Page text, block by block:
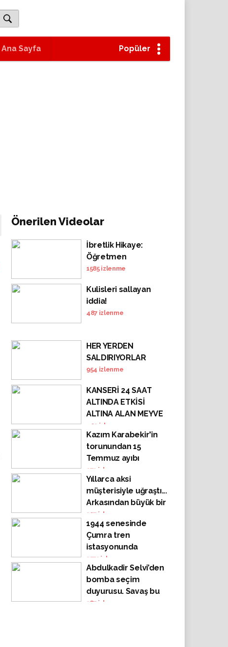
Ana Sayfa Popüler
Önerilen Videolar
İbretlik Hikaye:
Öğretmen
1585izlenme
Kulisleri sallayan
iddia!
487 izlenme
HER YERDEN
SALDIRIYORLAR
954 izlenme
KANSERİ 24 SAAT
ALTINDA ETKİSİ
ALTINA ALAN MEYVE
403 izlenme
Kazım Karabekir'in
torunundan 15
Temmuz ayıbı
271 izlenme
Yıllarca aksi
müşterisiyle uğraştı...
Arkasından büyük bir
sır çıktı
307 izlenme
1944 senesinde
Çumra tren
istasyonunda
3571 izlenme
Abdulkadir Selvi’den
bomba seçim
duyurusu. Savaş bu
sefer orada
387 izlenme